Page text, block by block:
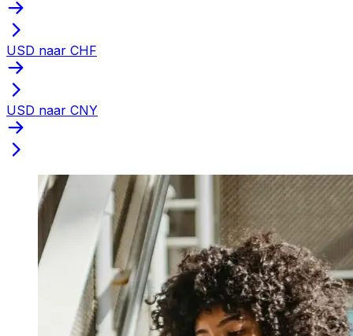
USD naar CHF
USD naar CNY